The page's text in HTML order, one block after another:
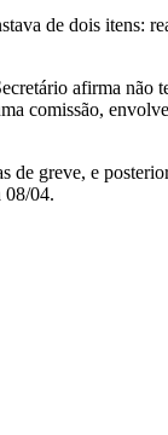
de dois itens:
afirma não
comissão,
de greve, e
08/04.